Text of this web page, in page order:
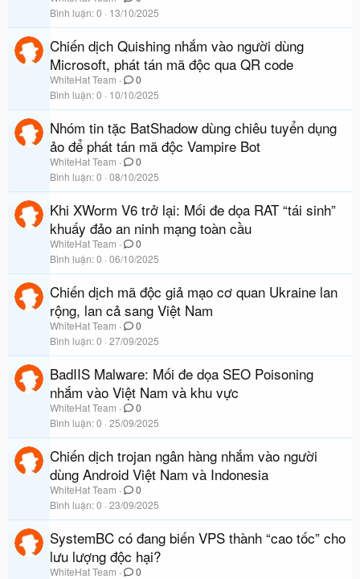
Bình luận 0 13/10/2025
Chiến dịch Quishing nhắm vào người dùng
Microsoft, phát tán mã độc qua QR code
WhiteHat Team
0
Bình luận 0 10/10/2025
Nhóm tin tặc BatShadow dùng chiêu tuyển dụng
ảo để phát tán mã độc Vampire Bot
WhiteHat Team
0
Bình luận 0 08/10/2025
Khi XWorm V6 trở lại: Mối đe dọa RAT “tái sinh”
khuấy đảo an ninh mạng toàn cầu
WhiteHat Team
0
Bình luận 0 06/10/2025
Chiến dịch mã độc giả mạo cơ quan Ukraine lan
rộng, lan cả sang Việt Nam
WhiteHat Team
0
Bình luận 0 27/09/2025
BadIIS Malware: Mối đe dọa SEO Poisoning
nhắm vào Việt Nam và khu vực
WhiteHat Team
0
Bình luận 0 25/09/2025
Chiến dịch trojan ngân hàng nhắm vào người
dùng Android Việt Nam và Indonesia
WhiteHat Team
0
Bình luận 0 23/09/2025
SystemBC có đang biến VPS thành “cao tốc” cho
lưu lượng độc hại?
WhiteHat Team
0